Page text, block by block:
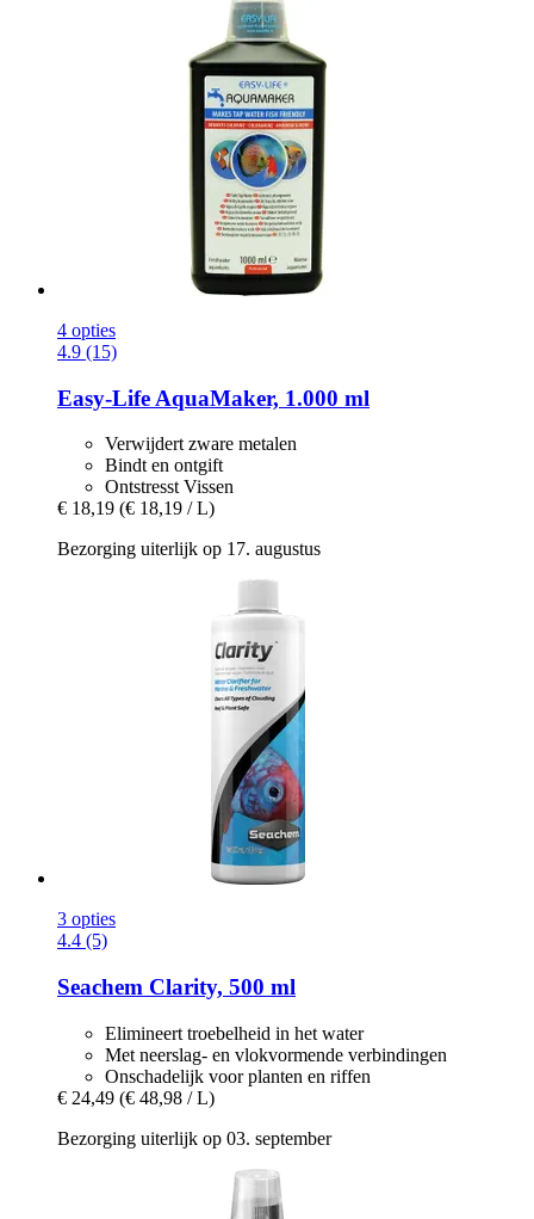
4 opties
4.9 (15)
Easy-Life AquaMaker, 1.000 ml
Verwijdert zware metalen
Bindt en ontgift
Ontstresst Vissen
€ 18,19 (€ 18,19 / L)
Bezorging uiterlijk op 17. augustus
3 opties
4.4 (5)
Seachem Clarity, 500 ml
Elimineert troebelheid in het water
Met neerslag- en vlokvormende verbindingen
Onschadelijk voor planten en riffen
€ 24,49 (€ 48,98 / L)
Bezorging uiterlijk op 03. september